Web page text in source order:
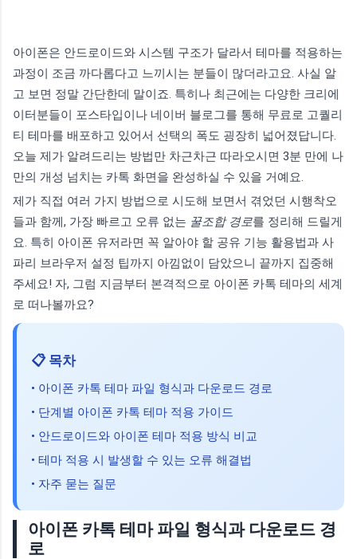
아이폰은 안드로이드와 시스템 구조가 달라서 테마를 적용하는
과정이 조금 까다롭다고 느끼시는 분들이 많더라고요. 사실 알
고 보면 정말 간단한데 말이죠. 특히나 최근에는 다양한 크리에
이터분들이 포스타입이나 네이버 블로그를 통해 무료로 고퀄리
티 테마를 배포하고 있어서 선택의 폭도 굉장히 넓어졌답니다.
오늘 제가 알려드리는 방법만 차근차근 따라오시면 3분 만에 나
만의 개성 넘치는 카톡 화면을 완성하실 수 있을 거예요.
제가 직접 여러 가지 방법으로 시도해 보면서 겪었던 시행착오
들과 함께, 가장 빠르고 오류 없는 꿀조합 경로를 정리해 드릴게
요. 특히 아이폰 유저라면 꼭 알아야 할 공유 기능 활용법과 사
파리 브라우저 설정 팁까지 아낌없이 담았으니 끝까지 집중해
주세요! 자, 그럼 지금부터 본격적으로 아이폰 카톡 테마의 세계
로 떠나볼까요?
📋 목차
• 아이폰 카톡 테마 파일 형식과 다운로드 경로
• 단계별 아이폰 카톡 테마 적용 가이드
• 안드로이드와 아이폰 테마 적용 방식 비교
• 테마 적용 시 발생할 수 있는 오류 해결법
• 자주 묻는 질문
아이폰 카톡 테마 파일 형식과 다운로드 경
로